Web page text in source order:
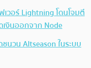
เวอร์ Lightning โดนโจมตี
เงินออกจาก Node
นวน Altseason ในระบบ